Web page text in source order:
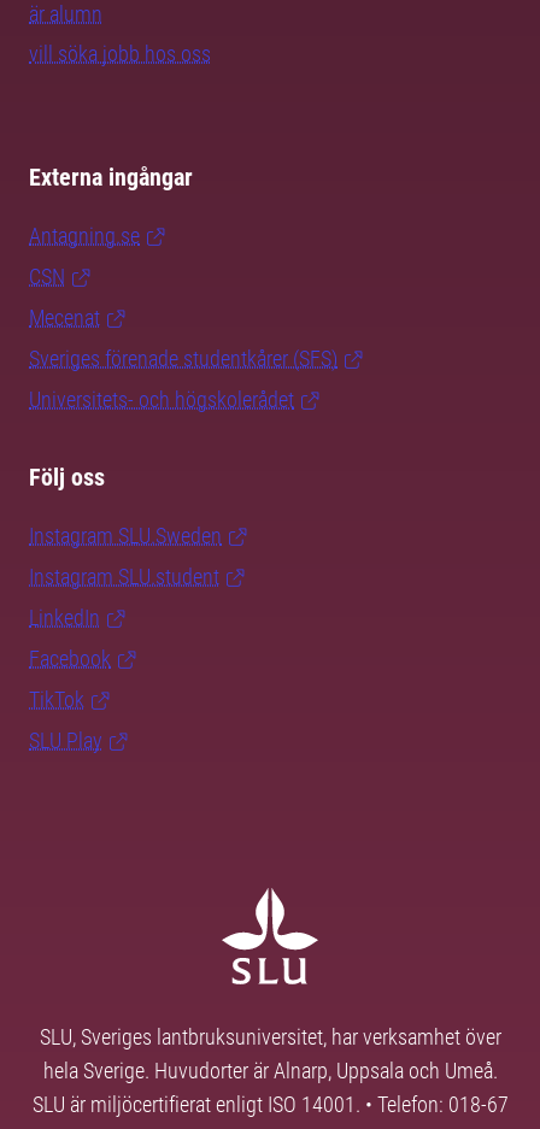
är alumn
vill söka jobb hos oss
Externa ingångar
Antagning.se
CSN
Mecenat
Sveriges förenade studentkårer (SFS)
Universitets- och högskolerådet
Följ oss
Instagram SLU.Sweden
Instagram SLU.student
LinkedIn
Facebook
TikTok
SLU Play
SLU, Sveriges lantbruksuniversitet, har verksamhet över
hela Sverige. Huvudorter är Alnarp, Uppsala och Umeå.
SLU är miljöcertifierat enligt ISO 14001. • Telefon: 018-67